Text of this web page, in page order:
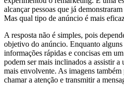
alcançar pessoas que já
Mas qual tipo de anúncio é mais
A resposta não é simples, pois
objetivo do anúncio. Enquanto
informações rápidas e concisas em
podem ser mais inclinados a assistir
mais envolvente. As imagens também
chamar a atenção e transmitir a